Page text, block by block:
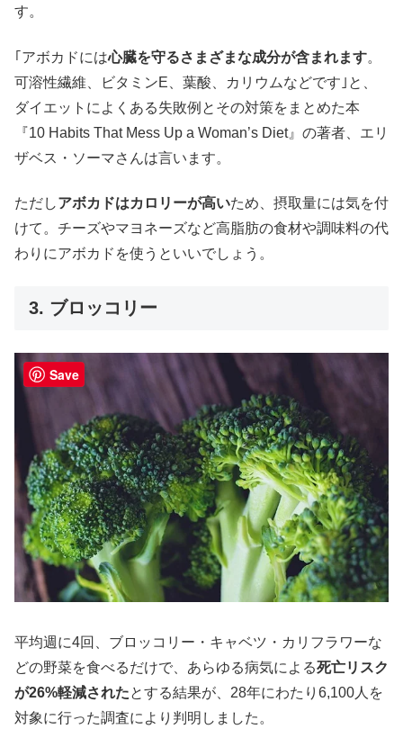
す。
｢アボカドには心臓を守るさまざまな成分が含まれます。
可溶性繊維、ビタミンE、葉酸、カリウムなどです｣と、
ダイエットによくある失敗例とその対策をまとめた本
『10 Habits That Mess Up a Woman’s Diet』の著者、エリ
ザベス・ソーマさんは言います。
ただしアボカドはカロリーが高いため、摂取量には気を付
けて。チーズやマヨネーズなど高脂肪の食材や調味料の代
わりにアボカドを使うといいでしょう。
3. ブロッコリー
平均週に4回、ブロッコリー・キャベツ・カリフラワーな
どの野菜を食べるだけで、あらゆる病気による死亡リスク
が26%軽減されたとする結果が、28年にわたり6,100人を
対象に行った調査により判明しました。
Save